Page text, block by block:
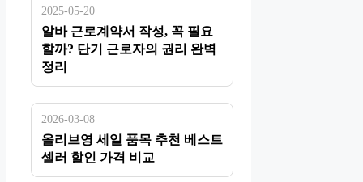
2025-05-20
알바 근로계약서 작성, 꼭 필요
할까? 단기 근로자의 권리 완벽
정리
2026-03-08
올리브영 세일 품목 추천 베스트
셀러 할인 가격 비교